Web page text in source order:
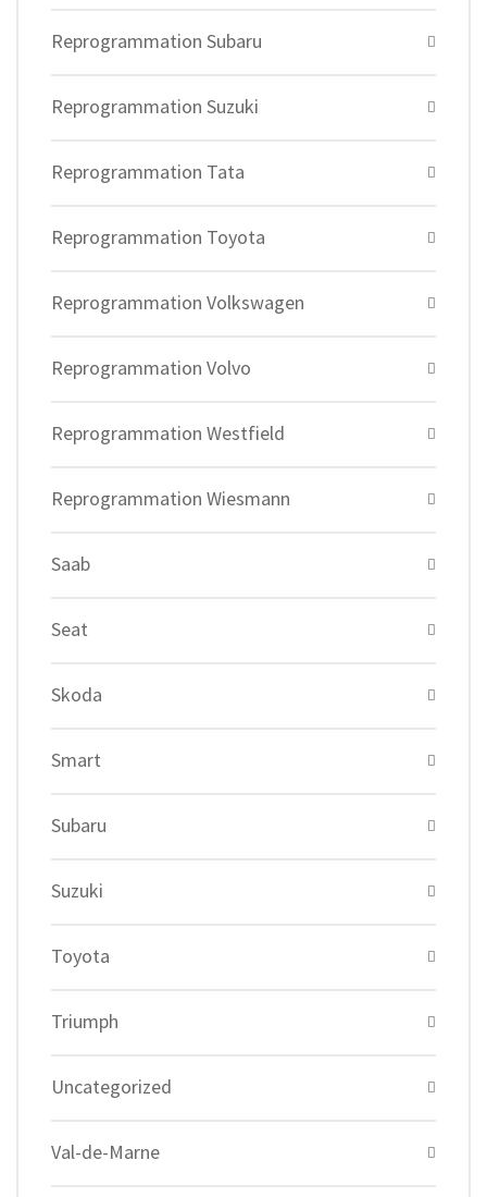
Reprogrammation Subaru
Reprogrammation Suzuki
Reprogrammation Tata
Reprogrammation Toyota
Reprogrammation Volkswagen
Reprogrammation Volvo
Reprogrammation Westfield
Reprogrammation Wiesmann
Saab
Seat
Skoda
Smart
Subaru
Suzuki
Toyota
Triumph
Uncategorized
Val-de-Marne